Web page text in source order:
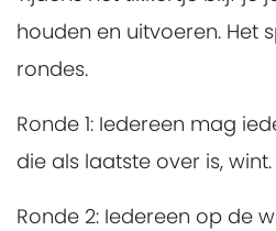
houden en uitvoeren. Het
rondes.
Ronde 1: Iedereen mag
die als laatste over is, wint.
Ronde 2: Iedereen op de